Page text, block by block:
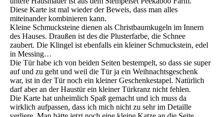
Diese Karte ist mal wieder der Beweis, dass man alles
miteinander kombinieren kann.
Kleine Schmucksteine dienen als Christbaumkugeln im Innern
des Hauses. Draußen ist des die Plusterfarbe, die Schnee
zaubert. Die Klingel ist ebenfalls ein kleiner Schmuckstein, edel
in Messing…
Die Tür habe ich von beiden Seiten bestempelt, so dass sie super
auf und zu geht und weil die Tür ja ein Weihnachtsgeschenk
war, ist in der Tür noch ein kleiner Geschenkestapel. Natürlich
darf aber an der Haustür ein kleiner Türkranz nicht fehlen.
Die Karte hat unheimlich Spaß gemacht und ich muss da
wirklich aufpassen, dass ich mich nicht zu sehr im Detaille